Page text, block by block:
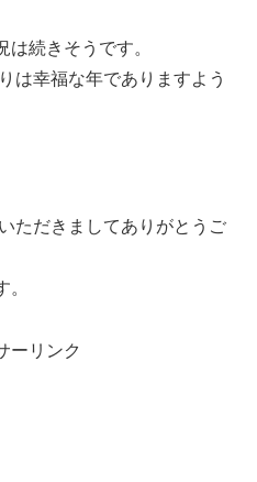
は続きそうです。
は幸福な年でありますよう
ただきましてありがとうご
ーリンク